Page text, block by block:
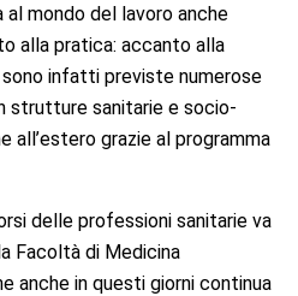
mondo del lavoro anche
alla pratica: accanto alla
infatti previste numerose
strutture sanitarie e socio-
all’estero grazie al programma
delle professioni sanitarie va
Facoltà di Medicina
anche in questi giorni continua